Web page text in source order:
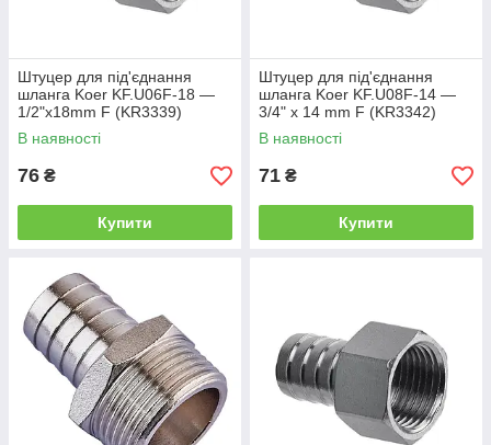
Штуцер для під'єднання
шланга Koer KF.U06F-18 —
1/2"x18mm F (KR3339)
В наявності
76 ₴
Купити
Штуцер для під'єднання
шланга Koer KF.U08F-14 —
3/4" x 14 mm F (KR3342)
В наявності
71 ₴
Купити